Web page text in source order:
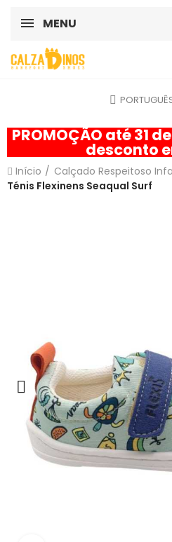
MENU
PROMOÇÃO até 31
desconto
Início
Calçado Respeitoso
Ténis Flexinens Seaqual Surf